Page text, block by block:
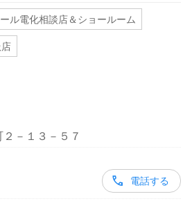
ル電化相談店＆ショールーム
－１３－５７
電話する